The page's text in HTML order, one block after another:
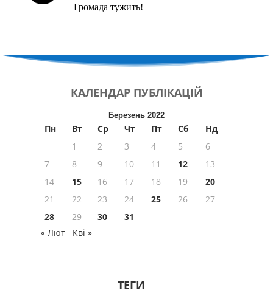
Громада тужить!
КАЛЕНДАР ПУБЛІКАЦІЙ
Березень 2022
Пн Вт Ср Чт Пт Сб
Нд
1
2 3 4 5
6
7
8 9 10 11 12
13
14
15 16 17 18 19
20
21
22 23 24 25 26
27
28
29 30
31
« Лют
Кві »
ТЕГИ